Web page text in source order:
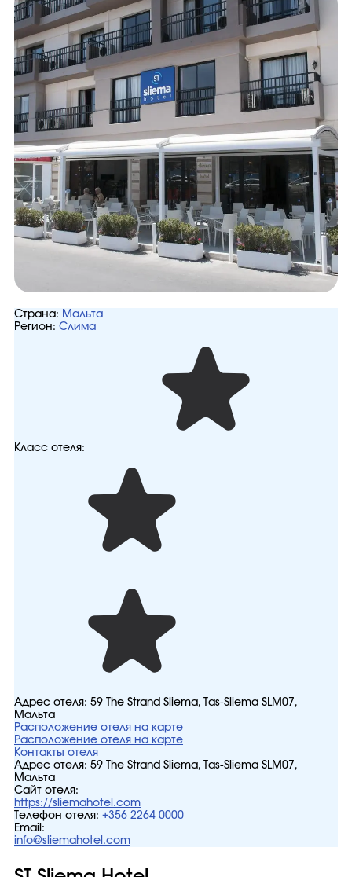
Страна: Мальта
Регион: Слима
Класс отеля:
Адрес отеля: 59 The Strand Sliema, Tas-Sliema SLM07,
Мальта
Расположение отеля на карте
Расположение отеля на карте
Контакты отеля
Адрес отеля: 59 The Strand Sliema, Tas-Sliema SLM07,
Мальта
Сайт отеля:
https://sliemahotel.com
Телефон отеля: +356 2264 0000
Email:
info@sliemahotel.com